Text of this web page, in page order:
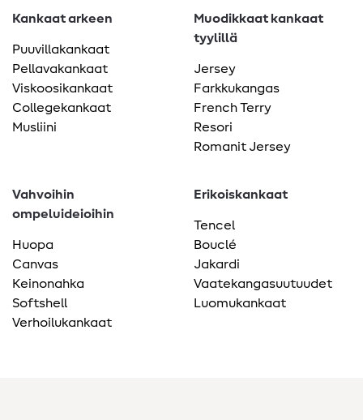
Kankaat arkeen
Puuvillakankaat
Pellavakankaat
Viskoosikankaat
Collegekankaat
Musliini
Muodikkaat kankaat
tyylillä
Jersey
Farkkukangas
French Terry
Resori
Romanit Jersey
Vahvoihin
ompeluideioihin
Huopa
Canvas
Keinonahka
Softshell
Verhoilukankaat
Erikoiskankaat
Tencel
Bouclé
Jakardi
Vaatekangasuutuudet
Luomukankaat